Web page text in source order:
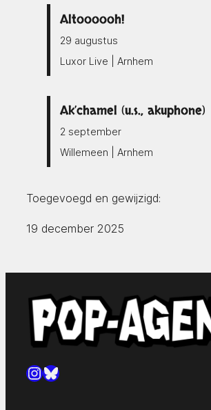
Altoooooh!
29 augustus
Luxor Live | Arnhem
Ak’chamel (u.s., akuphone)
2 september
Willemeen | Arnhem
Toegevoegd en gewijzigd:
19 december 2025
Instagram
Bluesky